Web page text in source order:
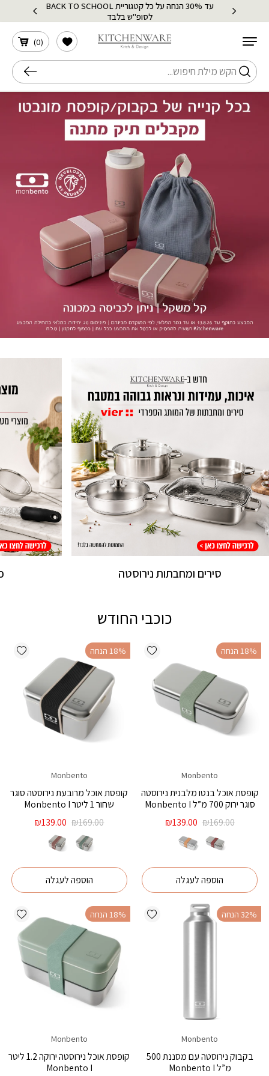
Skip to Content
עד 30% הנחה על כל קטגוריית BACK TO SCHOOL
לסופ"ש בלבד
חיפוש
(
0
)
הרשימה שלי
סירים ומחבתות נירוסטה
כוכבי החודש
Add wishlist ‫18% הנחה
Monbento
קופסת אוכל בנטו מלבנית נירוסטה
סוגר ירוק 700 מ”ל Monbento I
₪169.00
המחיר
המקורי
היה:
₪139.00
הוספה לעגלה
‫18% הנחה
Monbento
קופסת אוכל מרובעת נירוסטה סוגר
שחור 1 ליטר Monbento I
₪169.00
המחיר
המקורי
היה:
₪139.00 המחיר
הוספה לעגלה
Add wishlist ‫32% הנחה
Monbento
בקבוק נירוסטה עם מסננת 500
מ”ל Monbento I
‫18% הנחה
Monbento
קופסת אוכל נירוסטה ירוקה 1.2 ליטר
Monbento I
בחזרה למעלה